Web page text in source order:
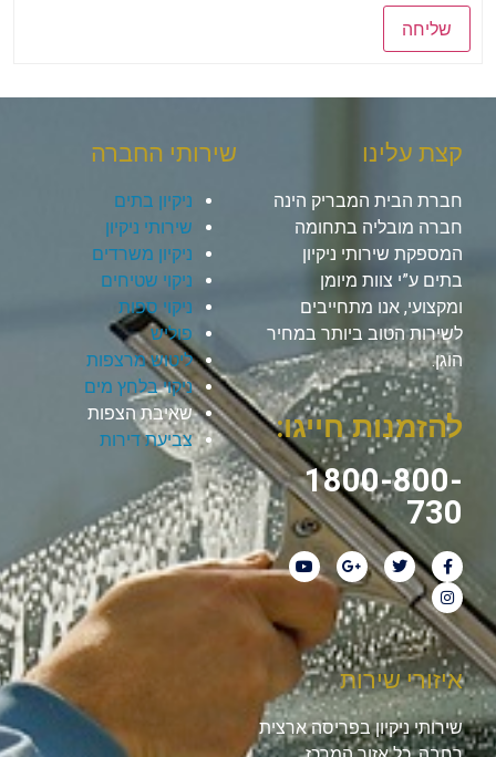
שליחה
קצת עלינו
חברת הבית המבריק הינה
חברה מובליה בתחומה
המספקת שירותי ניקיון
בתים ע”י צוות מיומן
ומקצועי, אנו מתחייבים
לשירות הטוב ביותר במחיר
הוגן.
להזמנות חייגו:
1800-800-
730
שירותי החברה
ניקיון בתים
שירותי ניקיון
ניקיון משרדים
ניקוי שטיחים
ניקוי ספות
פוליש
ליטוש מרצפות
ניקוי בלחץ מים
שאיבת הצפות
צביעת דירות
איזורי שירות
שירותי ניקיון בפריסה ארצית